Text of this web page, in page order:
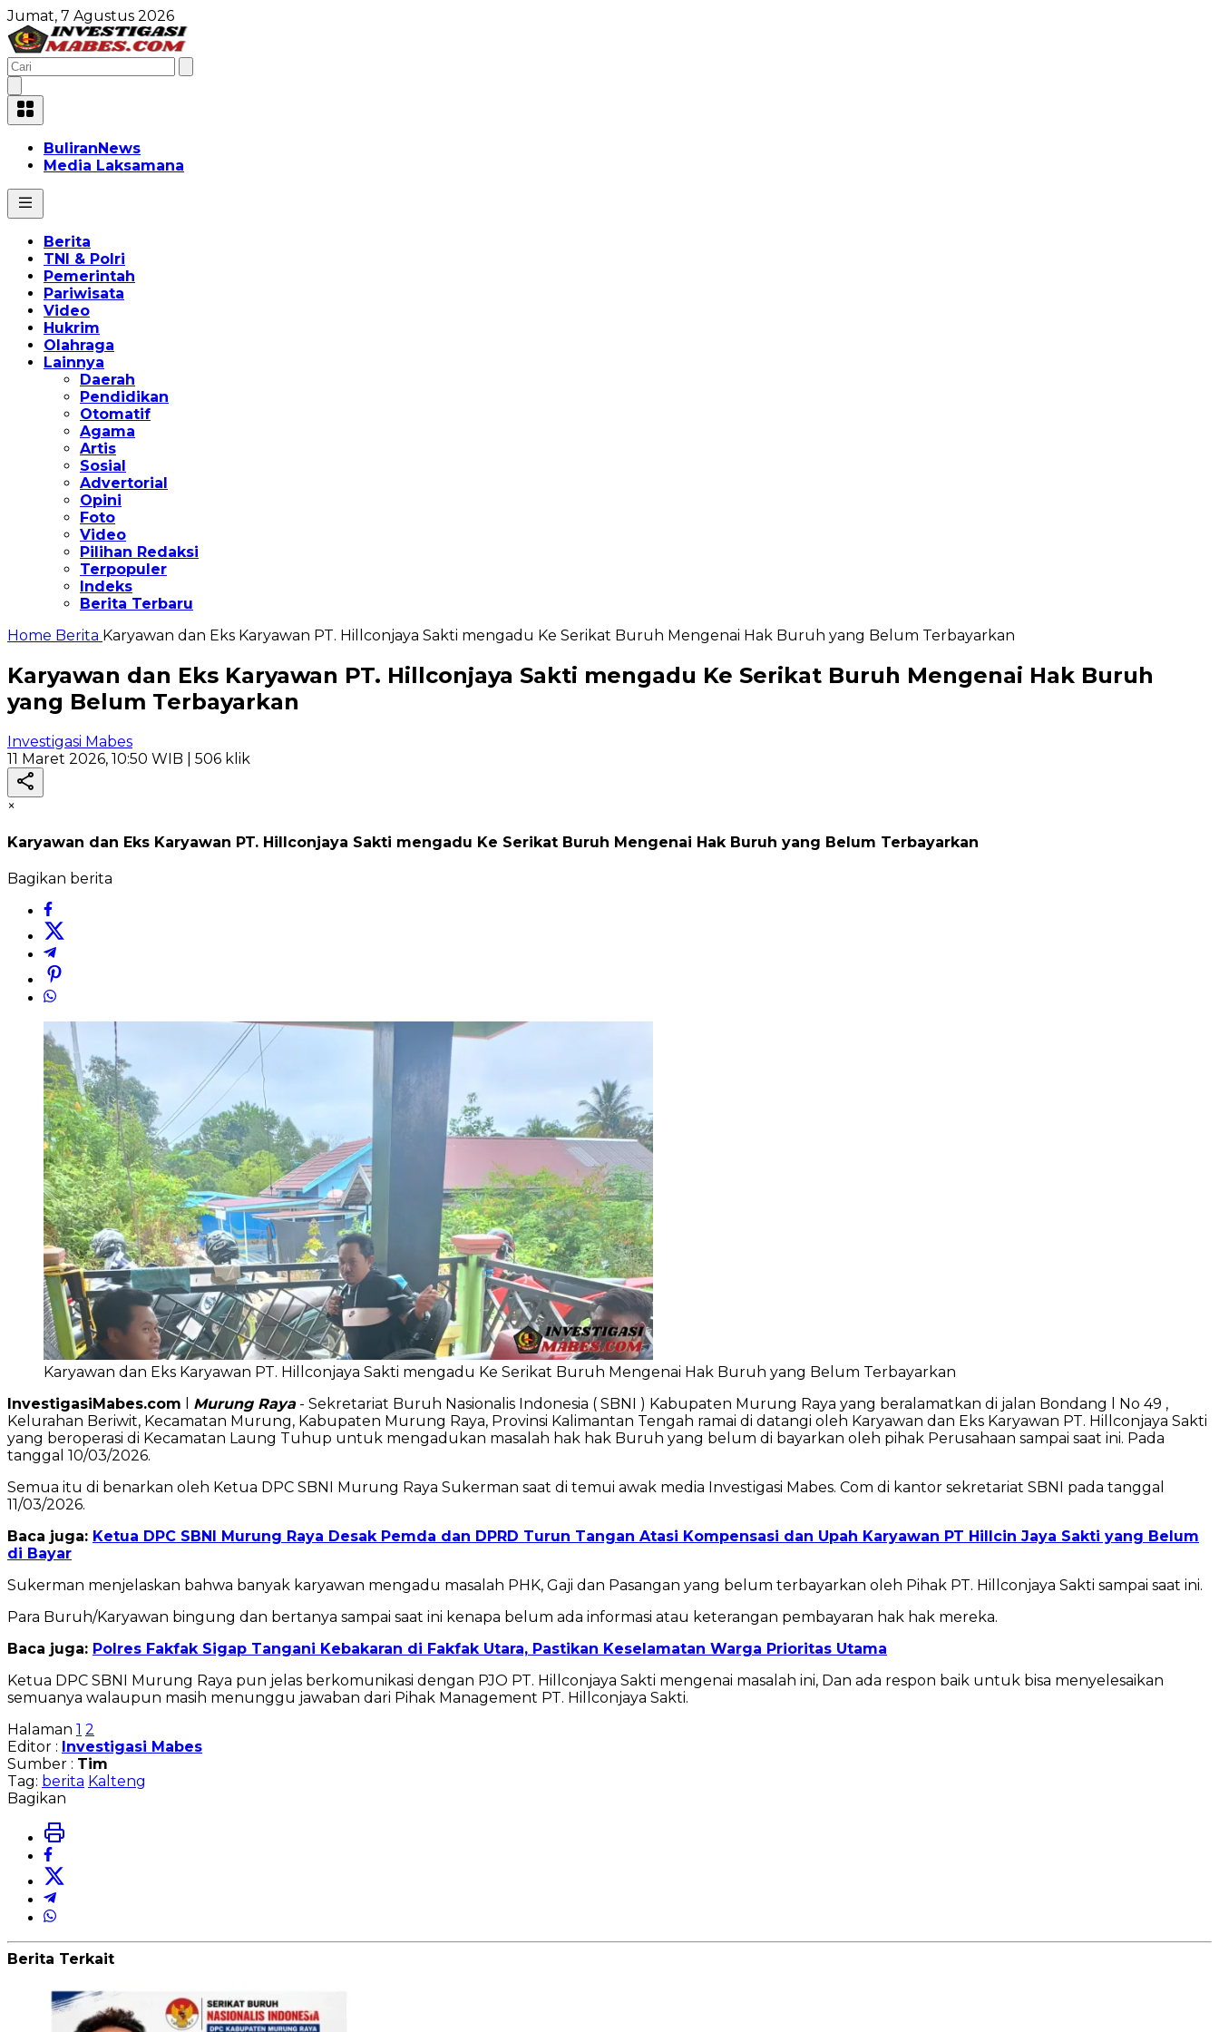
Jumat, 7 Agustus 2026
BuliranNews
Media Laksamana
Berita
TNI & Polri
Pemerintah
Pariwisata
Video
Hukrim
Olahraga
Lainnya
Daerah
Pendidikan
Otomatif
Agama
Artis
Sosial
Advertorial
Opini
Foto
Video
Pilihan Redaksi
Terpopuler
Indeks
Berita Terbaru
Home Berita Karyawan dan Eks Karyawan PT. Hillconjaya Sakti mengadu Ke Serikat Buruh Mengenai Hak Buruh yang Belum Terbayarkan
Karyawan dan Eks Karyawan PT. Hillconjaya Sakti mengadu Ke Serikat Buruh Mengenai Hak Buruh
yang Belum Terbayarkan
Investigasi Mabes
11 Maret 2026, 10:50 WIB | 506 klik
×
Karyawan dan Eks Karyawan PT. Hillconjaya Sakti mengadu Ke Serikat Buruh Mengenai Hak Buruh yang Belum Terbayarkan
Bagikan berita
Karyawan dan Eks Karyawan PT. Hillconjaya Sakti mengadu Ke Serikat Buruh Mengenai Hak Buruh yang Belum Terbayarkan
InvestigasiMabes.com
Murung Raya- Sekretariat Buruh Nasionalis Indonesia ( SBNI ) Kabupaten Murung Raya yang beralamatkan di jalan Bondang l No 49 ,
Kelurahan Beriwit, Kecamatan Murung, Kabupaten Murung Raya, Provinsi Kalimantan Tengah ramai di datangi oleh Karyawan dan Eks Karyawan PT. Hillconjaya Sakti
yang beroperasi di Kecamatan Laung Tuhup untuk mengadukan masalah hak hak Buruh yang belum di bayarkan oleh pihak Perusahaan sampai saat ini. Pada
tanggal 10/03/2026.
Semua itu di benarkan oleh Ketua DPC SBNI Murung Raya Sukerman saat di temui awak media Investigasi Mabes. Com di kantor sekretariat SBNI pada tanggal
11/03/2026.
Baca juga: Ketua DPC SBNI Murung Raya Desak Pemda dan DPRD Turun Tangan Atasi Kompensasi dan Upah Karyawan PT Hillcin Jaya Sakti yang Belum
di Bayar
Sukerman menjelaskan bahwa banyak karyawan mengadu masalah PHK, Gaji dan Pasangan yang belum terbayarkan oleh Pihak PT. Hillconjaya Sakti sampai saat ini.
Para Buruh/Karyawan bingung dan bertanya sampai saat ini kenapa belum ada informasi atau keterangan pembayaran hak hak mereka.
Baca juga: Polres Fakfak Sigap Tangani Kebakaran di Fakfak Utara, Pastikan Keselamatan Warga Prioritas Utama
Ketua DPC SBNI Murung Raya pun jelas berkomunikasi dengan PJO PT. Hillconjaya Sakti mengenai masalah ini, Dan ada respon baik untuk bisa menyelesaikan
semuanya walaupun masih menunggu jawaban dari Pihak Management PT. Hillconjaya Sakti.
Halaman 1 2
Editor : Investigasi Mabes
Sumber : Tim
Tag: berita Kalteng
Bagikan
Berita Terkait